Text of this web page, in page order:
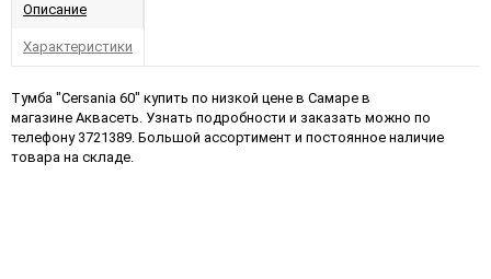
Описание
Характеристики
Тумба "Cersania 60" купить по низкой цене в Самаре в
магазине Аквасеть. Узнать подробности и заказать можно по
телефону 3721389. Большой ассортимент и постоянное наличие
товара на складе.